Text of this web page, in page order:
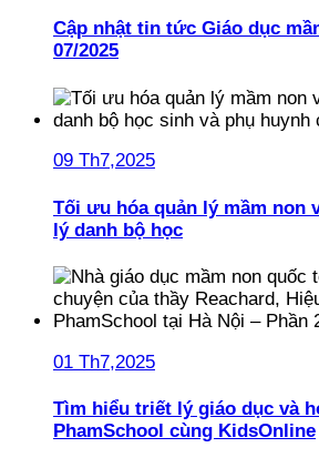
Cập nhật tin tức Giáo dục
07/2025
09 Th7,2025
Tối ưu hóa quản lý mầm non
lý danh bộ học
01 Th7,2025
Tìm hiểu triết lý giáo dục và
PhamSchool cùng KidsOnline